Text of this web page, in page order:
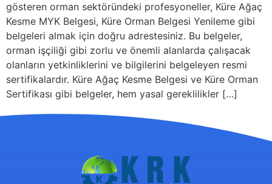
gösteren orman sektöründeki profesyoneller, Küre Ağaç
Kesme MYK Belgesi, Küre Orman Belgesi Yenileme gibi
belgeleri almak için doğru adrestesiniz. Bu belgeler,
orman işçiliği gibi zorlu ve önemli alanlarda çalışacak
olanların yetkinliklerini ve bilgilerini belgeleyen resmi
sertifikalardır. Küre Ağaç Kesme Belgesi ve Küre Orman
Sertifikası gibi belgeler, hem yasal gereklilikler […]